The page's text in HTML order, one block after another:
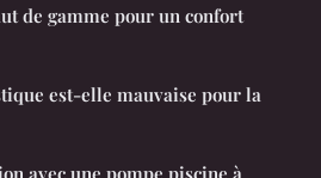
de gamme pour un confort
est-elle mauvaise pour la